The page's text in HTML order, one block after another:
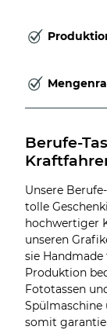
Berufe-
Unsere
tolle
hochwertiger
unseren
sie
Produktion
Fototassen
Spülmaschine
somit